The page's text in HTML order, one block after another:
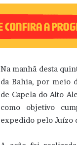
Na manhã desta
da Bahia, por meio
de Capela do Alto
como objetivo
expedido pelo Juízo